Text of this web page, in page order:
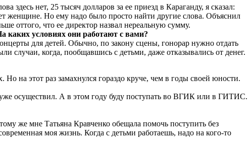
нет, 25 тысяч долларов за ее приезд в Караганду, я сказал:
женщине. Но ему надо было просто найти другие слова. Объяснил
оттого, что ее директор назвал нереальную сумму.
каких условиях они работают с вами?
для детей. Обычно, по закону сцены, гонорар нужно отдать
когда, пообщавшись с детьми, даже отказывались от денег.
на этот раз замахнулся гораздо круче, чем в годы своей юности.
осуществил. А в этом году буду поступать во ВГИК или в ГИТИС.
же мне Татьяна Кравченко обещала помочь поступить без
моя жизнь. Когда с детьми работаешь, надо на кого-то